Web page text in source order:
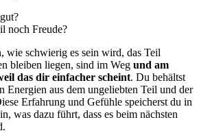
noch Freude?
wie schwierig es sein wird, das Teil
bleiben liegen, sind im Weg und am
das dir einfacher scheint. Du behältst
Energien aus dem ungeliebten Teil und der
Erfahrung und Gefühle speicherst du in
was dazu führt, dass es beim nächsten